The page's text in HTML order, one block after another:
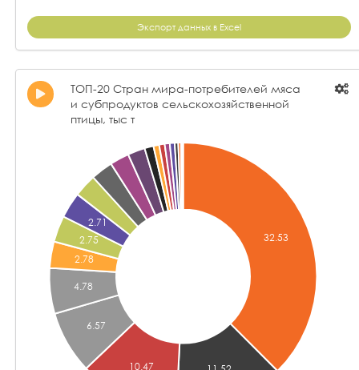
Экспорт данных в Excel
ТОП-20 Стран мира-потребителей мяса
и субпродуктов сельскохозяйственной
птицы, тыс т